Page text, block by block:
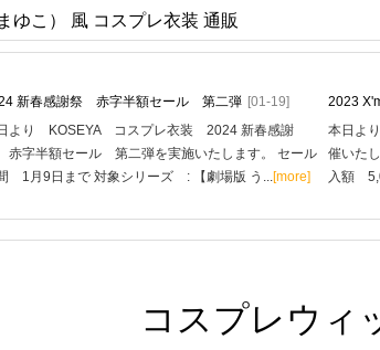
ゆこ） 風 コスプレ衣装 通販
新春感謝祭 赤字半額セール 第二弾 [01-19]
より KOSEYA コスプレ衣装 2024 新春感謝
字半額セール 第二弾を実施いたします。 セール
1月9日まで 対象シリーズ : 【劇場版 う...[more]
2023
本日よ
催いた
入額
コスプレウィ